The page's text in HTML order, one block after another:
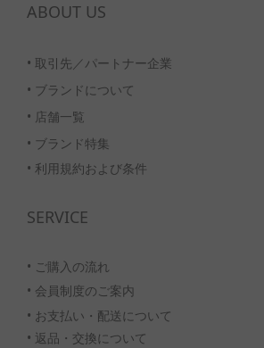
ABOUT US
• 取引先／パートナー企業
• ブランドについて
• 店舗一覧
• ブランド特集
• 利用規約および条件
SERVICE
• ご購入の流れ
• 会員制度のご案内
• お支払い・配送について
• 返品・交換について